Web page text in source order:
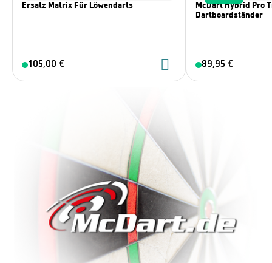
Ersatz Matrix Für Löwendarts
105,00 €
McDart Hybrid Pro
Dartboardständer
89,95 €